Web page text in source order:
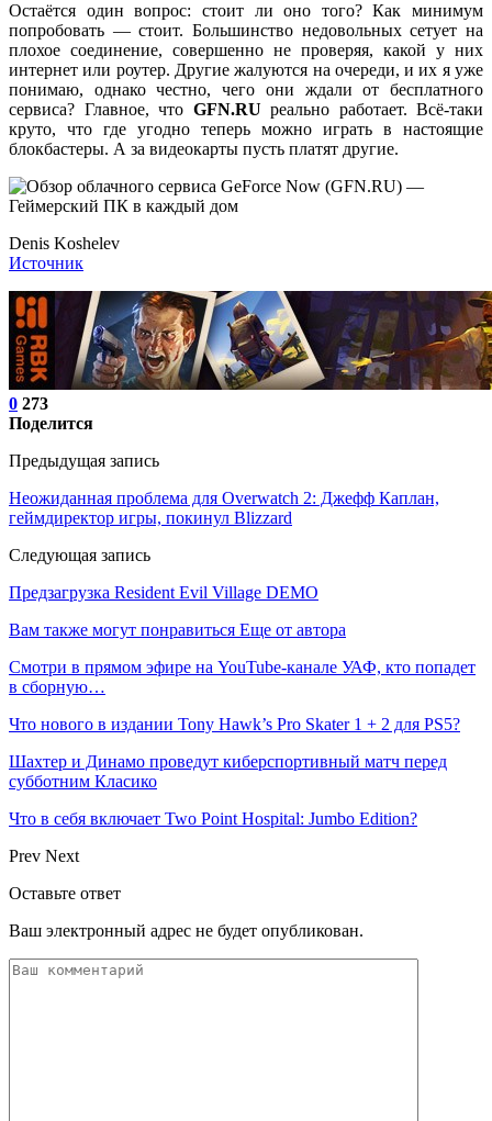
Остаётся один вопрос: стоит ли оно того? Как минимум
попробовать — стоит. Большинство недовольных сетует на
плохое соединение, совершенно не проверяя, какой у них
интернет или роутер. Другие жалуются на очереди, и их я уже
понимаю, однако честно, чего они ждали от бесплатного
сервиса? Главное, что GFN.RU реально работает. Всё-таки
круто, что где угодно теперь можно играть в настоящие
блокбастеры. А за видеокарты пусть платят другие.
Denis Koshelev
Источник
0 273
Поделится
Предыдущая запись
Неожиданная проблема для Overwatch 2: Джефф Каплан,
геймдиректор игры, покинул Blizzard
Следующая запись
Предзагрузка Resident Evil Village DEMO
Вам также могут понравиться Еще от автора
Смотри в прямом эфире на YouTube-канале УАФ, кто попадет
в сборную…
Что нового в издании Tony Hawk’s Pro Skater 1 + 2 для PS5?
Шахтер и Динамо проведут киберспортивный матч перед
субботним Класико
Что в себя включает Two Point Hospital: Jumbo Edition?
Prev Next
Оставьте ответ
Ваш электронный адрес не будет опубликован.